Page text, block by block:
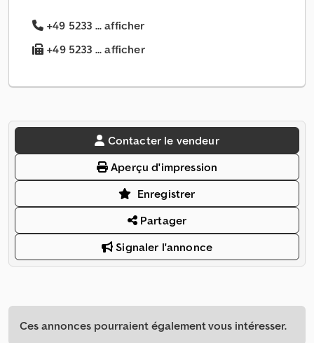
+49 5233 ... afficher
+49 5233 ... afficher
Contacter le vendeur
Aperçu d'impression
Enregistrer
Partager
Signaler l'annonce
Ces annonces pourraient également vous intéresser.